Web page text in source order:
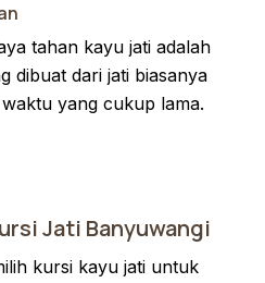
tahan kayu jati adalah
dibuat dari jati biasanya
yang cukup lama.
Jati Banyuwangi
kursi kayu jati untuk